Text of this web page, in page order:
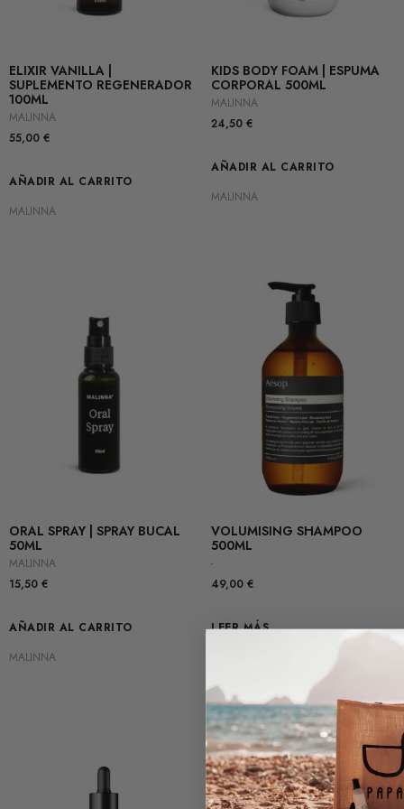
ELIXIR VANILLA |
SUPLEMENTO REGENERADOR
100ML
MALINNA
55,00 €
AÑADIR AL CARRITO
MALINNA
KIDS BODY FOAM | ESPUMA
CORPORAL 500ML
MALINNA
24,50 €
AÑADIR AL CARRITO
MALINNA
ORAL SPRAY | SPRAY BUCAL
50ML
MALINNA
15,50 €
AÑADIR AL CARRITO
MALINNA
VOLUMISING SHAMPOO
500ML
-
49,00 €
LEER MÁS